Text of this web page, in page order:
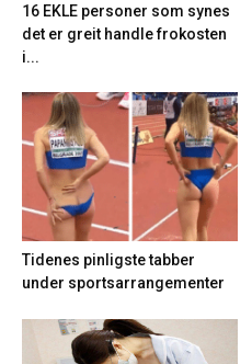
16 EKLE personer som synes
det er greit handle frokosten
i...
Tidenes pinligste tabber
under sportsarrangementer